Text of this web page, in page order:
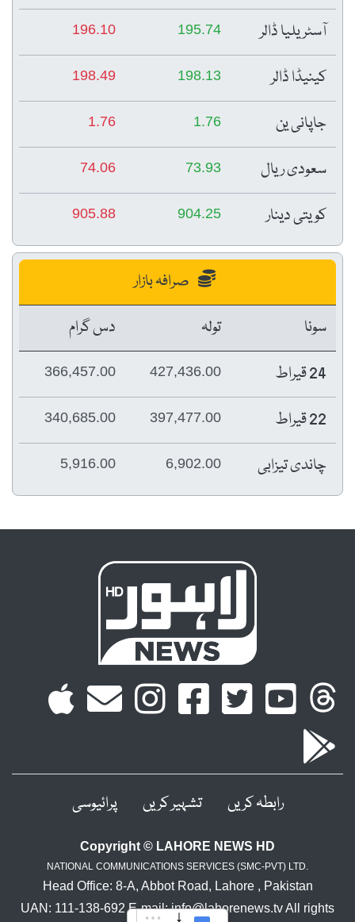
آسٹریلیا ڈالر 195.74
196.10
کینیڈا ڈالر 198.13
198.49
جاپانی ین 1.76
1.76
سعودی ریال 73.93
74.06
کویتی دینار 904.25
905.88
صرافہ بازار
سونا
تولہ
دس گرام
24 قیراط
427,436.00
366,457.00
22 قیراط 397,477.00
340,685.00
چاندی تیزابی 6,902.00
5,916.00
رابطہ کریں تشہیر کریں پرائیوسی
Copyright © LAHORE NEWS HD
NATIONAL COMMUNICATIONS SERVICES (SMC-PVT) LTD.
Head Office: 8-A, Abbot Road, Lahore , Pakistan
UAN: 111-138-692 E-mail: info@lahorenews.tv All rights